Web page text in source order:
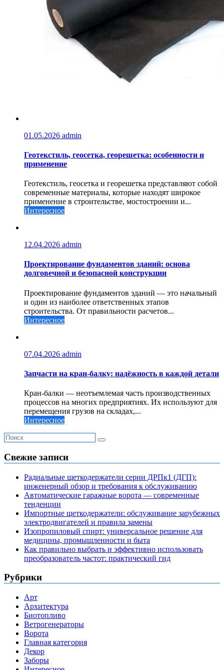
01.05.2026 admin
Геотекстиль, геосетка, георешетка: особенности и
применение
Геотекстиль, геосетка и георешетка представляют собой
современные материалы, которые находят широкое
применение в строительстве, мостостроении и...
Интересное
12.04.2026 admin
Проектирование фундаментов зданий: основа
долговечной и безопасной конструкции
Проектирование фундаментов зданий — это начальный
и один из наиболее ответственных этапов
строительства. От правильности расчетов...
Интересное
07.04.2026 admin
Запчасти на кран-балку: надёжность в каждой детали
Кран-балки — неотъемлемая часть производственных
процессов на многих предприятиях. Их используют для
перемещения грузов на складах,...
Интересное
Свежие записи
Радиальные щеткодержатели серии ДРПк1 (ДГП):
инженерный обзор и требования к обслуживанию
Автоматические гаражные ворота — современные
тенденции
Импортные щеткодержатели: обслуживание зарубежных
электродвигателей и правила замены
Изопропиловый спирт: универсальное решение для
медицины, промышленности и быта
Как правильно выбрать и эффективно использовать
преобразователь частот: практический гид
Рубрики
Арт
Архитектура
Биотопливо
Ветрогенераторы
Ворота
Главная категория
Декор
Заборы